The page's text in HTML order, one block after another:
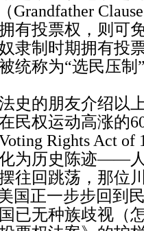
Grandfather
有投票权，则可
隶制时期拥有投
统称为“选民压制
的朋友介绍以
民权运动高涨的
Rights Act
为历史陈迹——
回跳荡，那位
国正一步步回到
已无种族歧视（